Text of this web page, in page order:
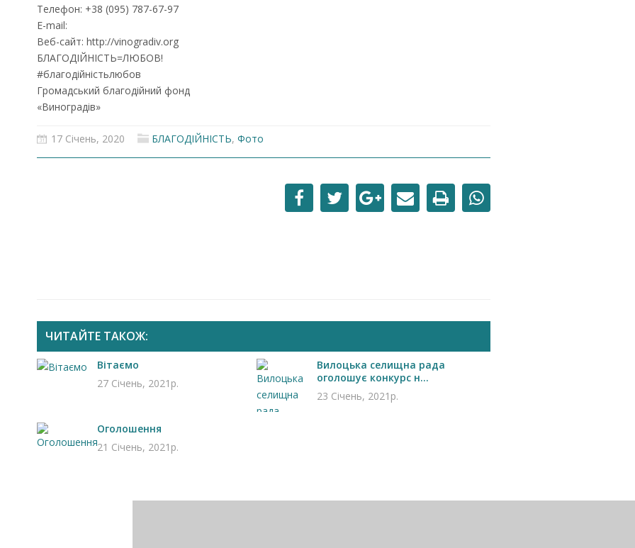
Телефон: +38 (095) 787-67-97
E-mail:
Веб-сайт: http://vinogradiv.org
БЛАГОДІЙНІСТЬ=ЛЮБОВ!
#благодійністьлюбов
Громадський благодійний фонд
«Виноградів»
17 Січень, 2020 БЛАГОДІЙНІСТЬ, Фото
ЧИТАЙТЕ ТАКОЖ:
Вітаємо
27 Січень, 2021р.
Вилоцька селищна рада
оголошує конкурс н...
23 Січень, 2021р.
Оголошення
21 Січень, 2021р.